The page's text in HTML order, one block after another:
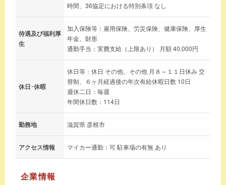
時間、36協定における特別条項 なし
待遇及び福利厚
生
加入保険等：雇用保険、労災保険、健康保険、厚生
年金、財形
通勤手当：実費支給（上限あり） 月額 40,000円
休日･休暇
休日等：休日 その他、その他 月８～１１日休み 交
替制、６ヶ月経過後の年次有給休暇日数 10日
週休二日：毎週
年間休日数：114日
勤務地 滋賀県 彦根市
アクセス情報 マイカー通勤：可 駐車場の有無 あり
企業情報